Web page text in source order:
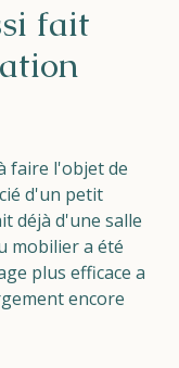
fait
faire l'objet de
d'un petit
déjà d'une salle
mobilier a été
plus efficace a
encore